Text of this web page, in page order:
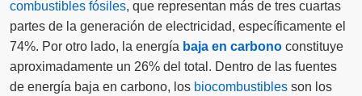
combustibles fósiles, que representan más de tres cuartas
partes de la generación de electricidad, específicamente el
74%. Por otro lado, la energía baja en carbono constituye
aproximadamente un 26% del total. Dentro de las fuentes
de energía baja en carbono, los biocombustibles son los